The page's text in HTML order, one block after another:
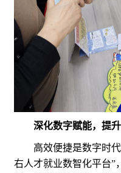
深化数字赋能，提
高效便捷是数字时代
右人才就业数智化平台”